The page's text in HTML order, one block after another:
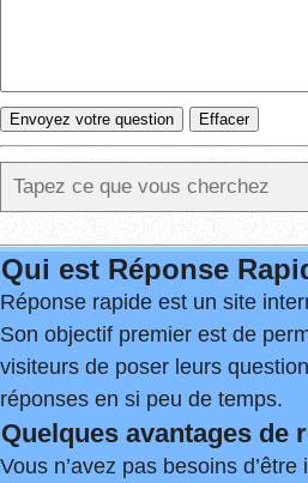
Qui est Réponse
Réponse rapide est un site
Son objectif premier est de
visiteurs de poser leurs
réponses en si peu de temps.
Quelques avantages de
Vous n’avez pas besoins